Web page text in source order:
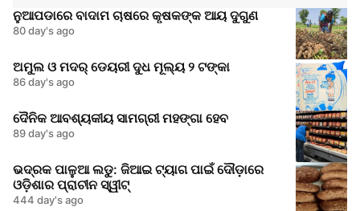
ନୁଆପଡାରେ ବାଦାମ ଚାଷରେ କୃଷକଙ୍କ ଆୟ ଦୁଗୁଣ
80 day's ago
ଅମୁଲ ଓ ମଦର୍ ଡେୟରୀ ଦୁଧ ମୂଲ୍ୟ ୨ ଟଙ୍କା
86 day's ago
ଦୈନିକ ଆବଶ୍ୟକୀୟ ସାମଗ୍ରୀ ମହଙ୍ଗା ହେବ
89 day's ago
ଭଦ୍ରକ ପାଳୁଆ ଲଡୁ: ଜିଆଇ ଟ୍ୟାଗ ପାଇଁ ଦୌଡ଼ାରେ
ଓଡ଼ିଶାର ପ୍ରାଚୀନ ସ୍ୱୀଟ୍
444 day's ago